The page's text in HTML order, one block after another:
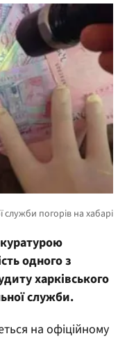
одного з
харківського
служби.
на офіційному